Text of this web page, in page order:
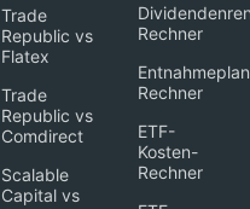
Trade
Republic vs
Flatex
Trade
Republic vs
Comdirect
Scalable
Capital vs
Rechner
Rechner
ETF-
Kosten-
Rechner